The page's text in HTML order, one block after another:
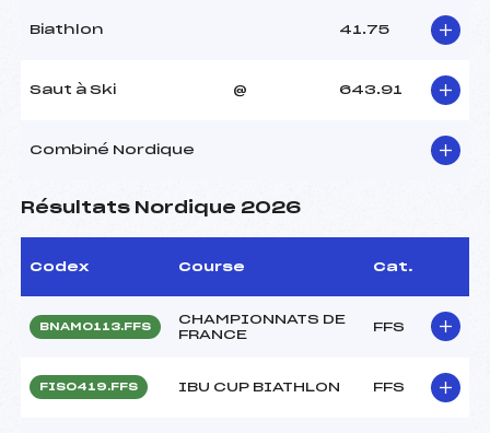
Biathlon 41.75
Saut à Ski @ 643.91
Combiné Nordique
Résultats Nordique 2026
Codex Course Cat.
BNAM0113.FFS
CHAMPIONNATS DE
FRANCE
FFS
FIS0419.FFS IBU CUP BIATHLON FFS